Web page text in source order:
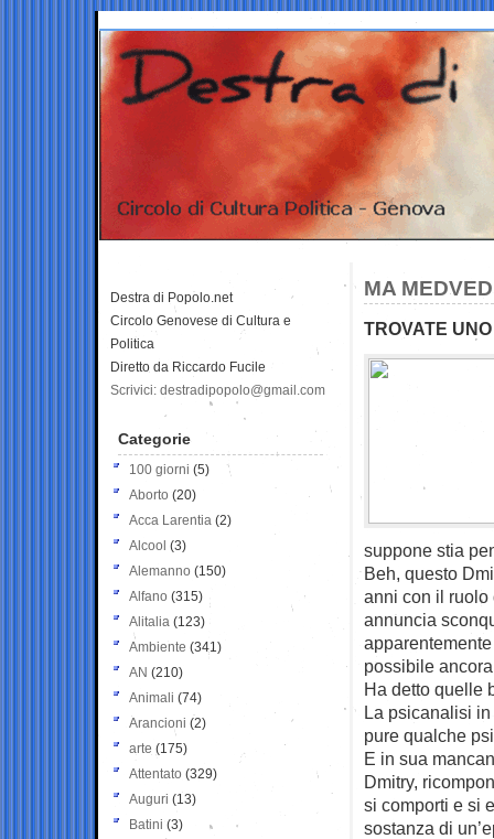
MA
TROVATE
suppone stia
Beh, questo
anni con il ruolo
annuncia
possibile
Ha detto quelle
La psicanalisi
pure qualche
E in sua
Dmitry,
si comporti e si
sostanza di
Destra di Popolo.net
Circolo Genovese di Cultura e
Politica
Diretto da Riccardo Fucile
Scrivici: destradipopolo@gmail.com
Categorie
100 giorni (5)
Aborto (20)
Acca Larentia (2)
Alcool (3)
Alemanno (150)
Alfano (315)
Alitalia (123)
Ambiente (341)
AN (210)
Animali (74)
Arancioni (2)
arte (175)
Attentato (329)
Auguri (13)
Batini (3)